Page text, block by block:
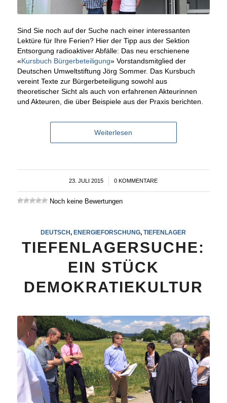
Sind Sie noch auf der Suche nach einer interessanten
Lektüre für Ihre Ferien? Hier der Tipp aus der Sektion
Entsorgung radioaktiver Abfälle: Das neu erschienene
«Kursbuch Bürgerbeteiligung» Vorstandsmitglied der
Deutschen Umweltstiftung Jörg Sommer. Das Kursbuch
vereint Texte zur Bürgerbeteiligung sowohl aus
theoretischer Sicht als auch von erfahrenen Akteurinnen
und Akteuren, die über Beispiele aus der Praxis berichten.
Weiterlesen
23. JULI 2015 0 KOMMENTARE
Noch keine Bewertungen
DEUTSCH,ENERGIEFORSCHUNG,TIEFENLAGER
TIEFENLAGERSUCHE:
EIN STÜCK
DEMOKRATIEKULTUR